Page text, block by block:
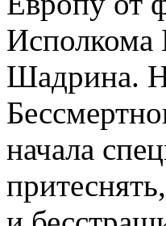
Исполкома
Шадрина.
начала